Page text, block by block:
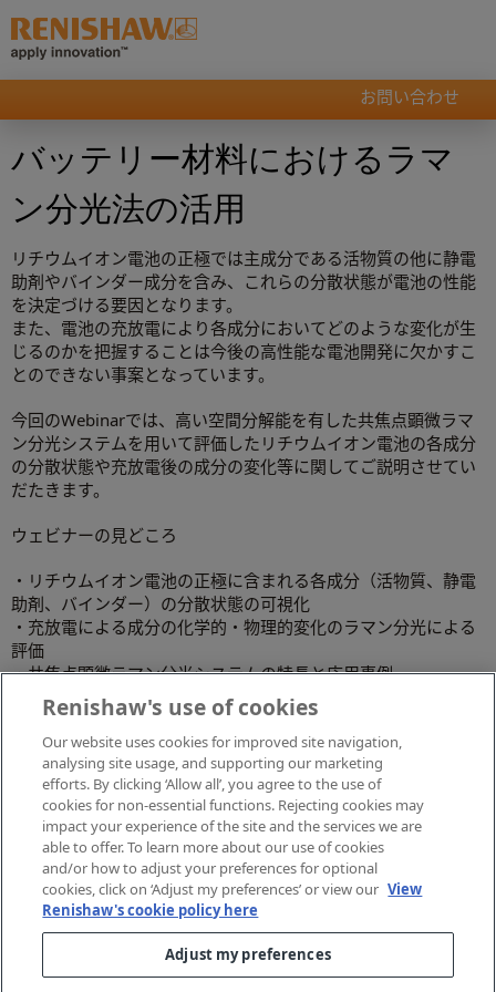
お問い合わせ
バッテリー材料におけるラマ
ン分光法の活用
リチウムイオン電池の正極では主成分である活物質の他に静電
助剤やバインダー成分を含み、これらの分散状態が電池の性能
を決定づける要因となります。
また、電池の充放電により各成分においてどのような変化が生
じるのかを把握することは今後の高性能な電池開発に欠かすこ
とのできない事案となっています。
今回のWebinarでは、高い空間分解能を有した共焦点顕微ラマ
ン分光システムを用いて評価したリチウムイオン電池の各成分
の分散状態や充放電後の成分の変化等に関してご説明させてい
だたきます。
ウェビナーの見どころ
・リチウムイオン電池の正極に含まれる各成分（活物質、静電
助剤、バインダー）の分散状態の可視化
・充放電による成分の化学的・物理的変化のラマン分光による
評価
・共焦点顕微ラマン分光システムの特長と応用事例
Renishaw's use of cookies
Our website uses cookies for improved site navigation,
analysing site usage, and supporting our marketing
efforts. By clicking ‘Allow all’, you agree to the use of
cookies for non-essential functions. Rejecting cookies may
impact your experience of the site and the services we are
able to offer. To learn more about our use of cookies
and/or how to adjust your preferences for optional
cookies, click on ‘Adjust my preferences’ or view our View
Renishaw's cookie policy here
Adjust my preferences